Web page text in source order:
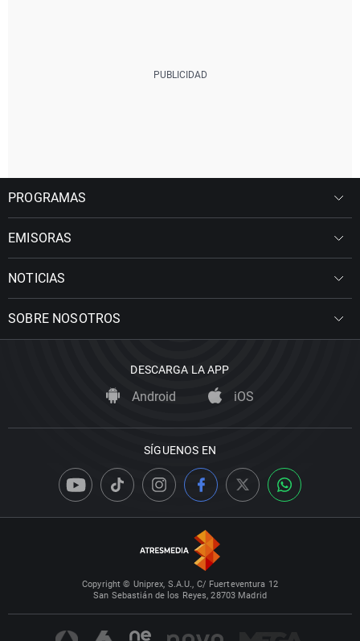
PROGRAMAS
EMISORAS
NOTICIAS
SOBRE NOSOTROS
DESCARGA LA APP
Android iOS
SÍGUENOS EN
Copyright © Uniprex, S.A.U., C/ Fuerteventura 12
San Sebastián de los Reyes, 28703 Madrid